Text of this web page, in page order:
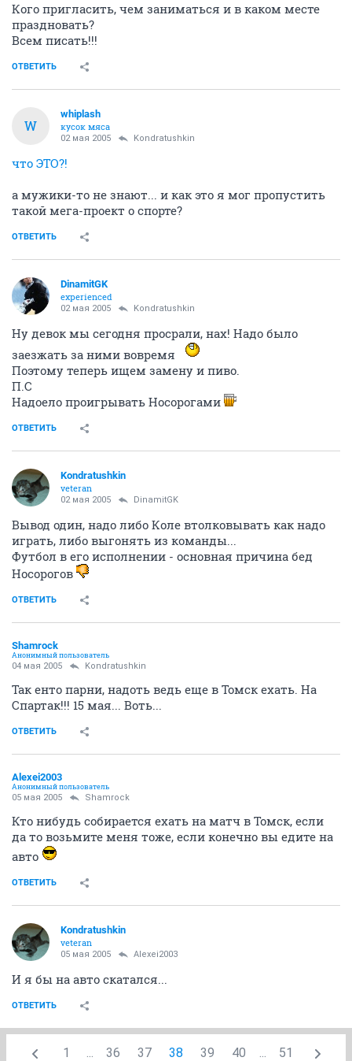
Кого пригласить, чем заниматься и в каком месте
праздновать?
Всем писать!!!
ОТВЕТИТЬ
W
whiplash
кусок мяса
02 мая 2005 Kondratushkin
что ЭТО?!
а мужики-то не знают... и как это я мог пропустить
такой мега-проект о спорте?
ОТВЕТИТЬ
DinamitGK
experienced
02 мая 2005 Kondratushkin
Ну девок мы сегодня просрали, нах! Надо было
заезжать за ними вовремя
Поэтому теперь ищем замену и пиво.
П.С
Надоело проигрывать Носорогами
ОТВЕТИТЬ
Kondratushkin
veteran
02 мая 2005 DinamitGK
Вывод один, надо либо Коле втолковывать как надо
играть, либо выгонять из команды...
Футбол в его исполнении - основная причина бед
Носорогов
ОТВЕТИТЬ
Shamrock
Анонимный пользователь
04 мая 2005 Kondratushkin
Так енто парни, надоть ведь еще в Томск ехать. На
Спартак!!! 15 мая... Воть...
ОТВЕТИТЬ
Alexei2003
Анонимный пользователь
05 мая 2005 Shamrock
Кто нибудь собирается ехать на матч в Томск, если
да то возьмите меня тоже, если конечно вы едите на
авто
ОТВЕТИТЬ
Kondratushkin
veteran
05 мая 2005 Alexei2003
И я бы на авто скатался...
ОТВЕТИТЬ
1 ... 36 37 38 39 40 ... 51